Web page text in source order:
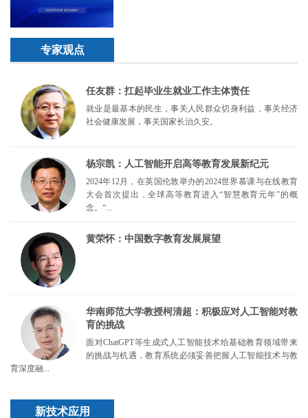
专家观点
任友群：扛起毕业生就业工作主体责任
就业是最基本的民生，事关人民群众切身利益，事关经济
社会健康发展，事关国家长治久安。
杨宗凯：人工智能开启高等教育发展新纪元
2024年12月，在英国伦敦举办的2024世界慕课与在线教育
大会首次提出，全球高等教育进入“智慧教育元年”的概
念。“...
黄荣怀：中国数字教育发展展望
华南师范大学教授柯清超：积极应对人工智能对教
育的挑战
面对ChatGPT等生成式人工智能技术给基础教育领域带来
的挑战与机遇，教育系统必须妥善把握人工智能技术与教
育深度融...
新技术应用